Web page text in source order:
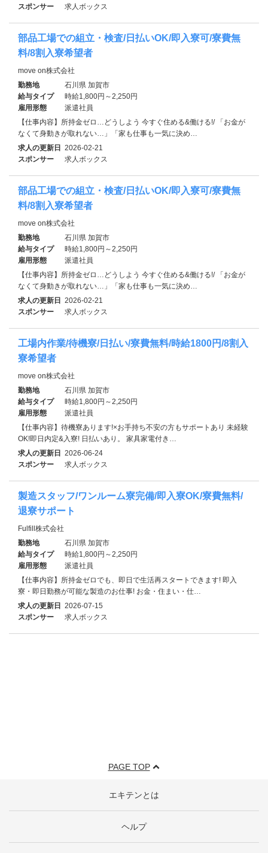
スポンサー
求人ボックス
部品工場での組立・検査/日払いOK/即入寮可/寮費無
料/8割入寮希望者
move on株式会社
勤務地
石川県 加賀市
給与タイプ
時給1,800円～2,250円
雇用形態
派遣社員
【仕事内容】所持金ゼロ…どうしよう 今すぐ住める&働ける!/ 「お金が
なくて身動きが取れない…」「家も仕事も一気に決め…
求人の更新日 2026-02-21
スポンサー
求人ボックス
部品工場での組立・検査/日払いOK/即入寮可/寮費無
料/8割入寮希望者
move on株式会社
勤務地
石川県 加賀市
給与タイプ
時給1,800円～2,250円
雇用形態
派遣社員
【仕事内容】所持金ゼロ…どうしよう 今すぐ住める&働ける!/ 「お金が
なくて身動きが取れない…」「家も仕事も一気に決め…
求人の更新日 2026-02-21
スポンサー
求人ボックス
工場内作業/待機寮/日払い/寮費無料/時給1800円/8割入
寮希望者
move on株式会社
勤務地
石川県 加賀市
給与タイプ
時給1,800円～2,250円
雇用形態
派遣社員
【仕事内容】待機寮あります!×お手持ち不安の方もサポートあり 未経験
OK!即日内定&入寮! 日払いあり。 家具家電付き…
求人の更新日 2026-06-24
スポンサー
求人ボックス
製造スタッフ/ワンルーム寮完備/即入寮OK/寮費無料/
退寮サポート
Fulfill株式会社
勤務地
石川県 加賀市
給与タイプ
時給1,800円～2,250円
雇用形態
派遣社員
【仕事内容】所持金ゼロでも、即日で生活再スタートできます! 即入
寮・即日勤務が可能な製造のお仕事! お金・住まい・仕…
求人の更新日 2026-07-15
スポンサー
求人ボックス
PAGE TOP
エキテンとは
ヘルプ